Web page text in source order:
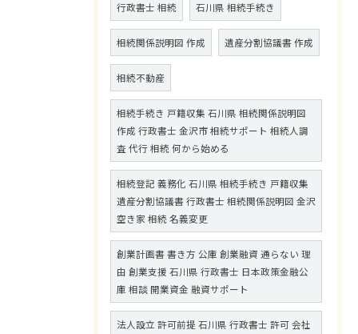
行政書士 相続 石川県 相続手続き
相続関係説明図 作成 遺産分割協議書 作成
相続不動産
相続手続き 戸籍収集 石川県 相続関係説明図
作成 行政書士 金沢市 相続サポート 相続人調
査 代行 相続 何から始める
相続登記 義務化 石川県 相続手続き 戸籍収集
遺産分割協議書 行政書士 相続関係説明図 金沢
空き家 相続 名義変更
創業計画書 書き方 公庫 創業融資 通らない 理
由 創業支援 石川県 行政書士 日本政策金融公
庫 相談 開業資金 融資サポート
法人設立 許可前提 石川県 行政書士 許可 会社